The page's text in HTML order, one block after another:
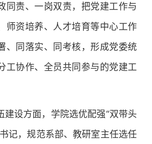
同责、一岗双责，把党建工作与
师资培养、人才培育等中心工作
、同落实、同考核，形成党委统
工协作、全员共同参与的党建工
建设方面，学院选优配强“双带头
记，规范系部、教研室主任选任